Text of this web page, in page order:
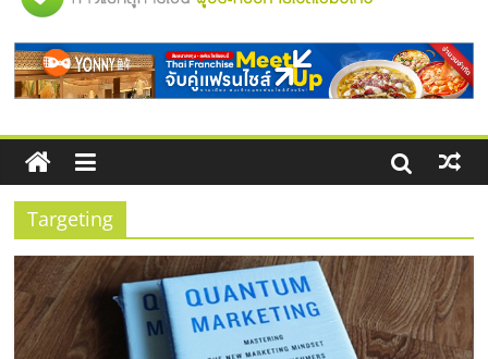
บริษัท Cybersecurity ในไทยที่ไหนดี?
วิธีเลือกผู้ให้บริการให้คุ้มค่าและตอบ
โจทย์ธุรกิจ
รวม
ข้อมูล
ธุรกิจ
SME
แห่ง
Targeting